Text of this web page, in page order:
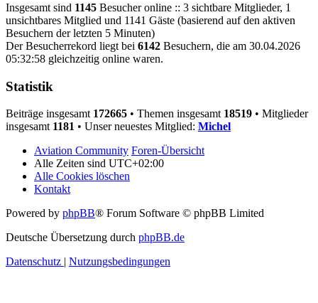
Insgesamt sind 1145 Besucher online :: 3 sichtbare Mitglieder, 1
unsichtbares Mitglied und 1141 Gäste (basierend auf den aktiven
Besuchern der letzten 5 Minuten)
Der Besucherrekord liegt bei 6142 Besuchern, die am 30.04.2026
05:32:58 gleichzeitig online waren.
Statistik
Beiträge insgesamt 172665 • Themen insgesamt 18519 • Mitglieder
insgesamt 1181 • Unser neuestes Mitglied: Michel
Aviation Community Foren-Übersicht
Alle Zeiten sind UTC+02:00
Alle Cookies löschen
Kontakt
Powered by phpBB® Forum Software © phpBB Limited
Deutsche Übersetzung durch phpBB.de
Datenschutz | Nutzungsbedingungen